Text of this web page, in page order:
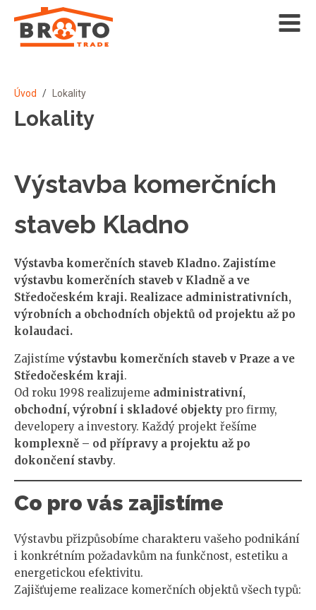
Úvod / Lokality
Lokality
Výstavba komerčních
staveb Kladno
Výstavba komerčních staveb Kladno. Zajistíme
výstavbu komerčních staveb v Kladně a ve
Středočeském kraji. Realizace administrativních,
výrobních a obchodních objektů od projektu až po
kolaudaci.
Zajistíme výstavbu komerčních staveb v Praze a ve
Středočeském kraji.
Od roku 1998 realizujeme administrativní,
obchodní, výrobní i skladové objekty pro firmy,
developery a investory. Každý projekt řešíme
komplexně – od přípravy a projektu až po
dokončení stavby.
Co pro vás zajistíme
Výstavbu přizpůsobíme charakteru vašeho podnikání
i konkrétním požadavkům na funkčnost, estetiku a
energetickou efektivitu.
Zajišťujeme realizace komerčních objektů všech typů: